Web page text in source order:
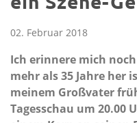
02. Februar 2018
Ich erinnere mich
mehr als 35 Jahre her
meinem Großvater
Tagesschau um 20.00